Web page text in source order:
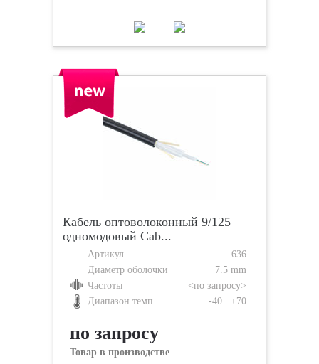
Кабель оптоволоконный 9/125
одномодовый Cab...
Артикул
636
Диаметр оболочки
7.5 mm
Частоты
<по запросу>
Диапазон темп.
-40...+70
по запросу
Товар в производстве